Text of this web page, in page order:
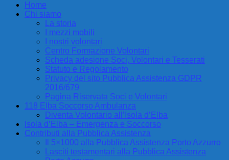
Home
Chi siamo
La storia
I mezzi mobili
I nostri volontari
Centro Formazione Volontari
Scheda adesione Soci, Volontari e Tesserati
Statuto e Regolamento
Privacy del sito Pubblica Assistenza GDPR
2016/679
Pagina Riservata Soci e Volontari
118 Elba Soccorso Ambulanza
Diventa Volontario all’Isola d’Elba
Isola d’Elba – Emergenza e Soccorso
Contributi alla Pubblica Assistenza
Il 5×1000 alla Pubblica Assistenza Porto Azzurro
Lasciti testamentari alla Pubblica Assistenza